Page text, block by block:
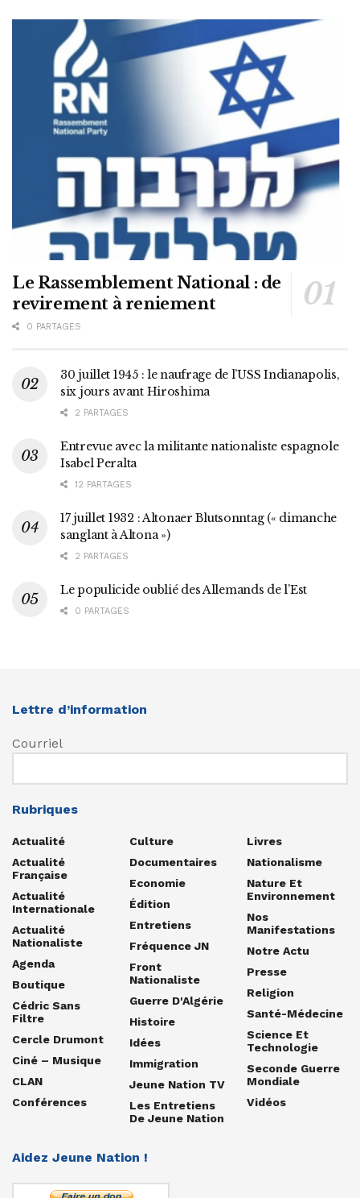
Le Rassemblement National : de
revirement à reniement
0 PARTAGES
30 juillet 1945 : le naufrage de l’USS Indianapolis,
six jours avant Hiroshima
2 PARTAGES
Entrevue avec la militante nationaliste espagnole
Isabel Peralta
12 PARTAGES
17 juillet 1932 : Altonaer Blutsonntag (« dimanche
sanglant à Altona »)
2 PARTAGES
Le populicide oublié des Allemands de l’Est
0 PARTAGES
Lettre d’information
Courriel
Rubriques
Actualité
Actualité
Française
Actualité
Internationale
Actualité
Nationaliste
Agenda
Boutique
Cédric Sans
Filtre
Cercle Drumont
Ciné – Musique
CLAN
Conférences
Culture
Documentaires
Economie
Édition
Entretiens
Fréquence JN
Front
Nationaliste
Guerre D'Algérie
Histoire
Idées
Immigration
Jeune Nation TV
Les Entretiens
De Jeune Nation
Livres
Nationalisme
Nature Et
Environnement
Nos
Manifestations
Notre Actu
Presse
Religion
Santé-Médecine
Science Et
Technologie
Seconde Guerre
Mondiale
Vidéos
Aidez Jeune Nation !